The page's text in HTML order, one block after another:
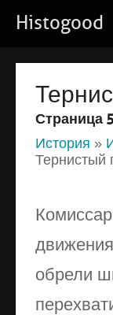
Histogood
Страница 5
История »
Тернистый
обрели